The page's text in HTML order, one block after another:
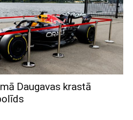
Daugavas krastā